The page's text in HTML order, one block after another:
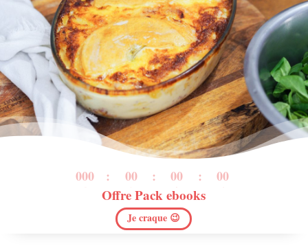
000 : 00 : 00 : 00
Offre Pack ebooks
Je craque 😉